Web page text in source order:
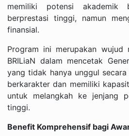
memiliki potensi akademik
berprestasi tinggi, namun
finansial.
Program ini merupakan wujud
BRILiaN dalam mencetak
yang tidak hanya unggul
berkarakter dan memiliki
untuk melangkah ke jenjang
tinggi.
Benefit Komprehensif bagi